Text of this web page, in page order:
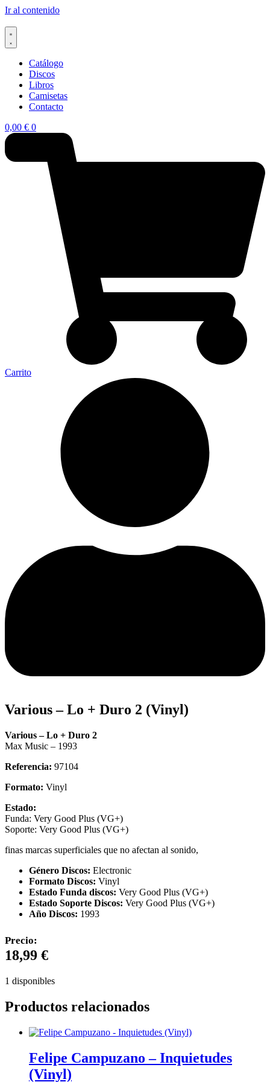
Ir al contenido
Catálogo
Discos
Libros
Camisetas
Contacto
0,00 € 0
Carrito
Various – Lo + Duro 2 (Vinyl)
Various – Lo + Duro 2
Max Music – 1993
Referencia: 97104
Formato: Vinyl
Estado:
Funda: Very Good Plus (VG+)
Soporte: Very Good Plus (VG+)
finas marcas superficiales que no afectan al sonido,
Género Discos: Electronic
Formato Discos: Vinyl
Estado Funda discos: Very Good Plus (VG+)
Estado Soporte Discos: Very Good Plus (VG+)
Año Discos: 1993
Precio:
18,99 €
1 disponibles
Productos relacionados
Felipe Campuzano – Inquietudes
(Vinyl)